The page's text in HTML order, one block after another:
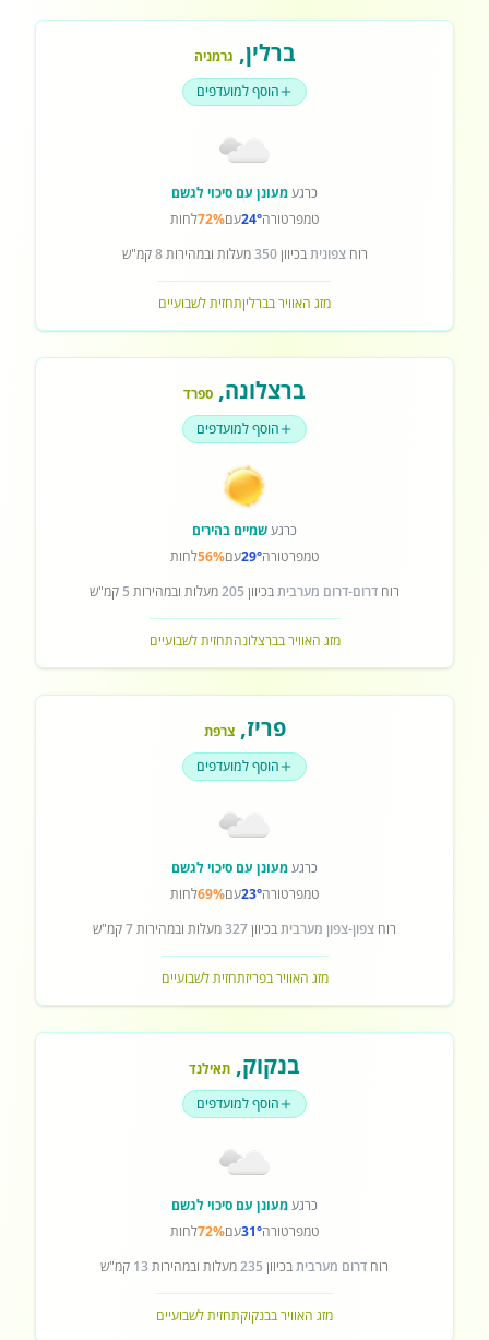
ברלין, גרמניה
הוסף למועדפים
כרגעמעונן עם סיכוי לגשם
טמפרטורה24°עם72%לחות
רוחצפוניתבכיוון350מעלות ובמהירות8קמ"ש
מזג האוויר בברליןתחזית לשבועיים
ברצלונה, ספרד
הוסף למועדפים
כרגעשמיים בהירים
טמפרטורה29°עם56%לחות
רוח דרום-דרום מערביתבכיוון 205מעלות ובמהירות 5 קמ"ש
מזג האוויר בברצלונהתחזית לשבועיים
פריז,צרפת
הוסף למועדפים
כרגעמעונן עם סיכוי לגשם
טמפרטורה23°עם69%לחות
רוח צפון-צפון מערביתבכיוון327מעלות ובמהירות7קמ"ש
מזג האוויר בפריזתחזית לשבועיים
בנקוק, תאילנד
הוסף למועדפים
כרגעמעונן עם סיכוי לגשם
טמפרטורה31°עם72%לחות
רוח דרום מערביתבכיוון 235מעלות ובמהירות 13 קמ"ש
מזג האוויר בבנקוקתחזית לשבועיים